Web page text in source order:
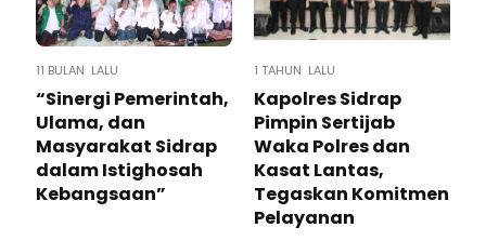
11 BULAN LALU
“Sinergi Pemerintah,
Ulama, dan
Masyarakat Sidrap
dalam Istighosah
Kebangsaan”
1 TAHUN LALU
Kapolres Sidrap
Pimpin Sertijab
Waka Polres dan
Kasat Lantas,
Tegaskan Komitmen
Pelayanan